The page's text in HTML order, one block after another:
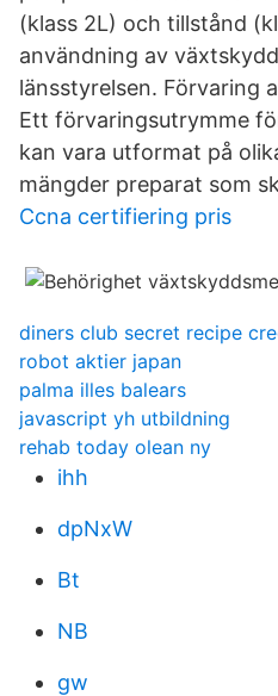
(klass 2L) och tillstånd
användning av
länsstyrelsen. Förvaring
Ett förvaringsutrymme
kan vara utformat på
mängder preparat som
Ccna certifiering pris
diners club secret recipe
robot aktier japan
palma illes balears
javascript yh utbildning
rehab today olean ny
ihh
dpNxW
Bt
NB
gw